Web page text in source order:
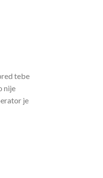
tebe
nije
je